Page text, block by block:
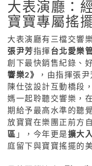
大表演廳：
寶寶專屬搖
大表演廳有三檔交響
張尹芳指揮台北愛樂
創下最快銷售紀錄、
響樂2》
，由指揮張
陳仕弦設計互動橋段
媽一起聆聽交響樂，
期給予最高水準的聽
放寶寶在樂團正前方
區 」，今年更是擴大
庭留下與寶寶搖擺的